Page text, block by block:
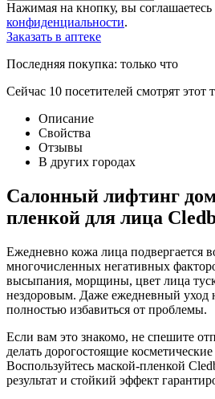
Нажимая на кнопку, вы соглашаетесь
конфиденциальности.
Заказать в аптеке
Последняя покупка: только что
Сейчас 10 посетителей смотрят этот
Описание
Свойства
Отзывы
В других городах
Салонный лифтинг
пленкой для лица
Ежедневно кожа лица подвергается
многочисленных негативных
высыпания, морщины, цвет лица
нездоровым. Даже ежедневный уход
полностью избавиться от проблемы.
Если вам это знакомо, не спешите
делать дорогостоящие
Воспользуйтесь маской-пленкой
результат и стойкий эффект